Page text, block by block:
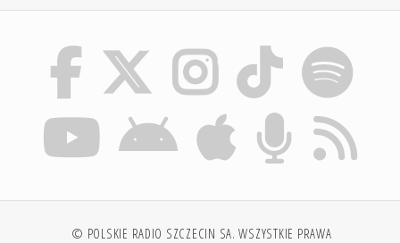
© POLSKIE RADIO SZCZECIN SA. WSZYSTKIE PRAWA